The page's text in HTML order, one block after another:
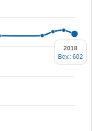
2018
Bev.: 602